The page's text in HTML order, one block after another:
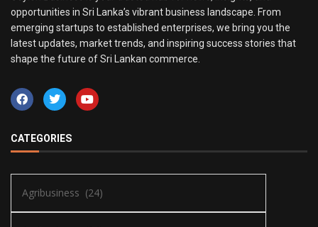
opportunities in Sri Lanka’s vibrant business landscape. From
emerging startups to established enterprises, we bring you the
latest updates, market trends, and inspiring success stories that
shape the future of Sri Lankan commerce.
CATEGORIES